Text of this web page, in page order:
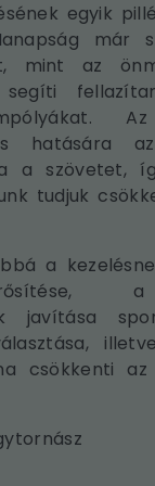
egyik
már
mint az
segíti
hatására
a szövetet,
tudjuk
a
javítása
csökkenti az